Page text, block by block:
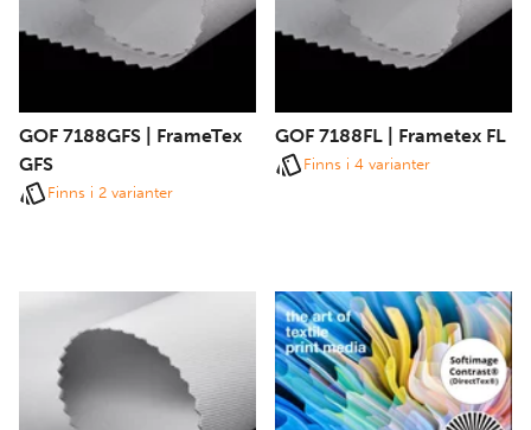
GOF 7188GFS | FrameTex
GFS
Finns i 2 varianter
GOF 7188FL | Frametex FL
Finns i 4 varianter